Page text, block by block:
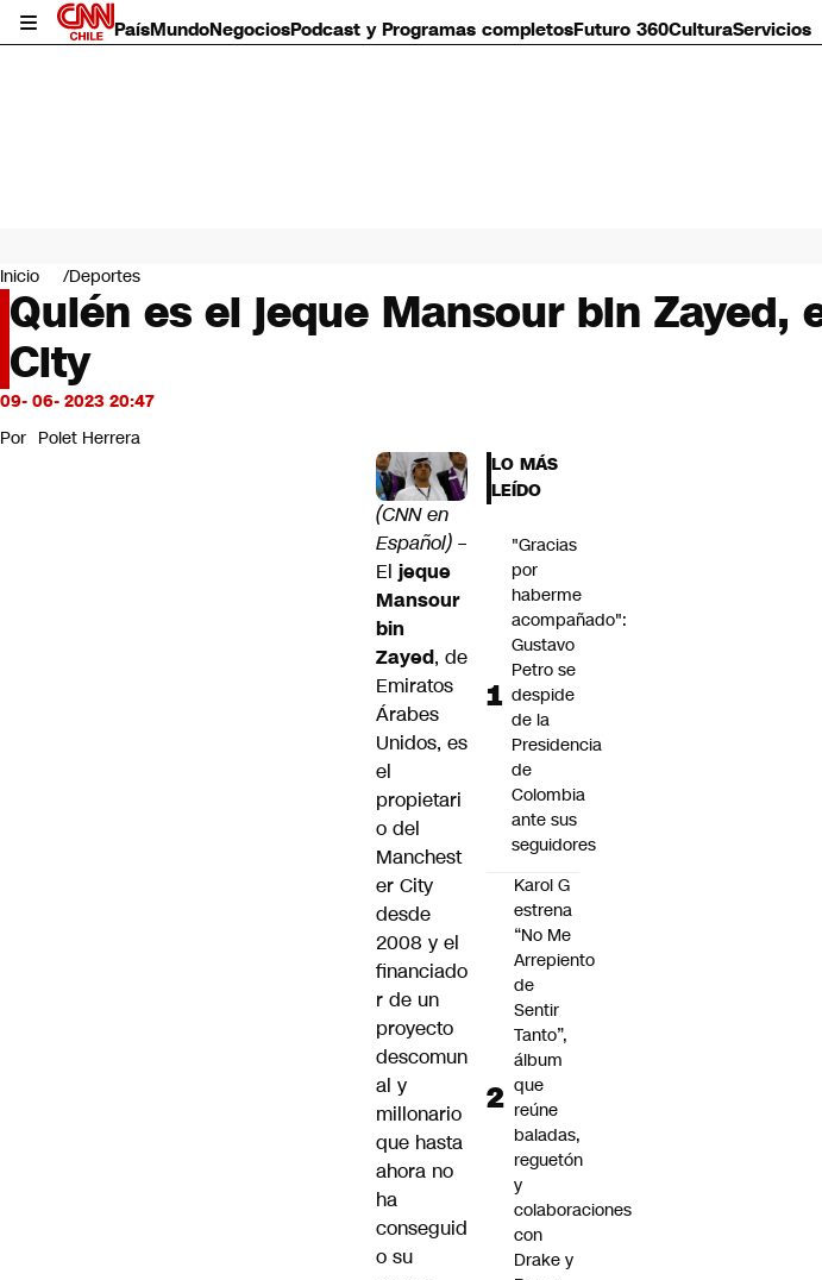
PaísMundoNegociosPodcast y Programas completosFuturo 360CulturaServicios
Mundo
Negocios
Deportes
Programas completos
Cultura
Servicios
Bits
CNN Data
Inicio Deportes
Quién es el jeque Mansour bin
City
09- 06- 2023 20:47
Por Polet Herrera
(CNN en
Español) –
El jeque
Mansour
bin
Zayed, de
Emiratos
Árabes
Unidos, es
el
propietari
o del
Manchest
er City
desde
2008 y el
financiado
r de un
proyecto
descomun
al y
millonario
que hasta
ahora no
ha
conseguid
o su
LO MÁS
LEÍDO
"Gracias
por
haberme
acompañado":
Gustavo
Petro se
despide
de la
Presidencia
de
Colombia
ante sus
seguidores
Karol G
estrena
“No Me
Arrepiento
de
Sentir
Tanto”,
álbum
que
reúne
baladas,
reguetón
y
colaboraciones
con
Drake y